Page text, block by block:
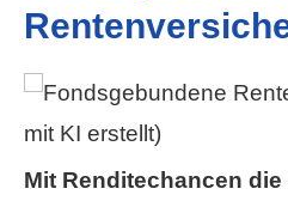
Mit Renditechancen